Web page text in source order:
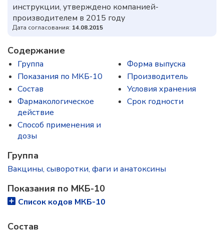
инструкции, утверждено компанией-
производителем в 2015 году
Дата согласования: 14.08.2015
Содержание
Группа
Показания по МКБ-10
Состав
Фармакологическое
действие
Способ применения и
дозы
Форма выпуска
Производитель
Условия хранения
Срок годности
Группа
Вакцины, сыворотки, фаги и анатоксины
Показания по МКБ-10
Список кодов МКБ-10
Состав